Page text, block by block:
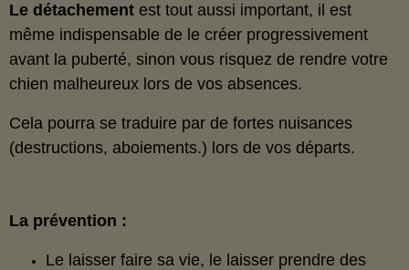
Le détachement est tout aussi important, il est
même indispensable de le créer progressivement
avant la puberté, sinon vous risquez de rendre votre
chien malheureux lors de vos absences.
Cela pourra se traduire par de fortes nuisances
(destructions, aboiements.) lors de vos départs.
La prévention :
Le laisser faire sa vie, le laisser prendre des